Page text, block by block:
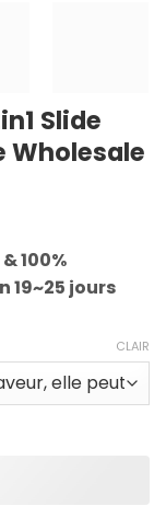
Slide
Wholesale
100%
19~25 jours
CLAIR